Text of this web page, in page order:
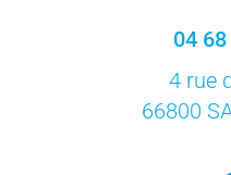
04
4 rue
66800